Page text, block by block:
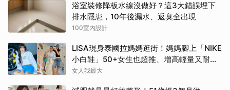
浴室裝修降板水線沒做好？這3大錯誤埋下
排水隱患，10年後漏水、返臭全出現
100室內設計
LISA現身泰國拉媽媽逛街！媽媽腳上「NIKE
小白鞋」50+女生也超推、增高輕量又耐
走！
女人我最大